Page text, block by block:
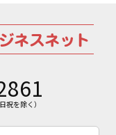
を除く）